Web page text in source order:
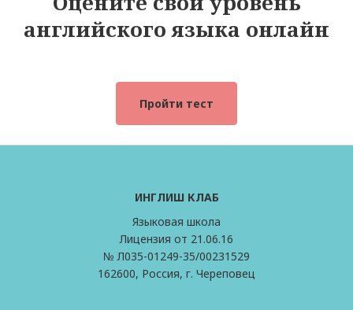
английского языка онлайн
Пройти тест
ИНГЛИШ КЛАБ
Языковая школа
Лицензия от 21.06.16
№ Л035-01249-35/00231529
162600, Россия, г. Череповец